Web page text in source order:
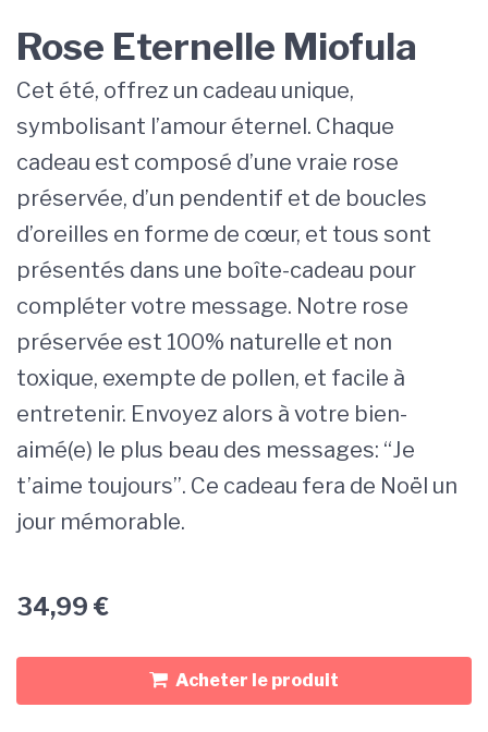
Rose Eternelle Miofula
Cet été, offrez un cadeau unique,
symbolisant l’amour éternel. Chaque
cadeau est composé d’une vraie rose
préservée, d’un pendentif et de boucles
d’oreilles en forme de cœur, et tous sont
présentés dans une boîte-cadeau pour
compléter votre message. Notre rose
préservée est 100% naturelle et non
toxique, exempte de pollen, et facile à
entretenir. Envoyez alors à votre bien-
aimé(e) le plus beau des messages: “Je
t’aime toujours”. Ce cadeau fera de Noël un
jour mémorable.
34,99 €
Acheter le produit